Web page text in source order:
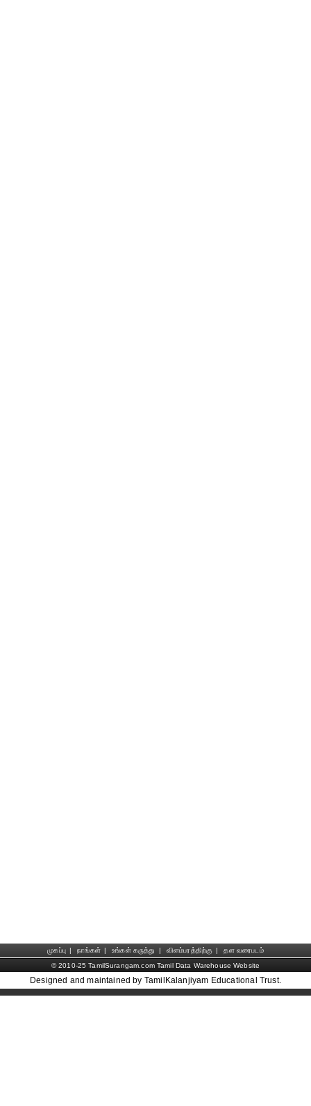
முகப்பு | நாங்கள் | உங்கள் கருத்து | விளம்பரத்திற்கு |
தள வரைபடம்
© 2010-25 TamilSurangam.com Tamil Data Warehouse Website
Designed and maintained by TamilKalanjiyam Educational Trust.